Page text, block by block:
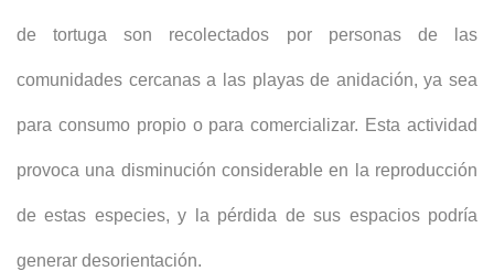
de tortuga son recolectados por personas de las
comunidades cercanas a las playas de anidación, ya sea
para consumo propio o para comercializar. Esta actividad
provoca una disminución considerable en la reproducción
de estas especies, y la pérdida de sus espacios podría
generar desorientación.